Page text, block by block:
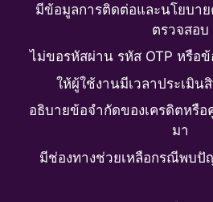
มีข้อมูลการติดต่อและนโยบา
ตรวจสอบ
ไม่ขอรหัสผ่าน รหัส OTP หรือ
ให้ผู้ใช้งานมีเวลาประเมิน
อธิบายข้อจำกัดของเครดิตหรือ
มา
มีช่องทางช่วยเหลือกรณีพบปั